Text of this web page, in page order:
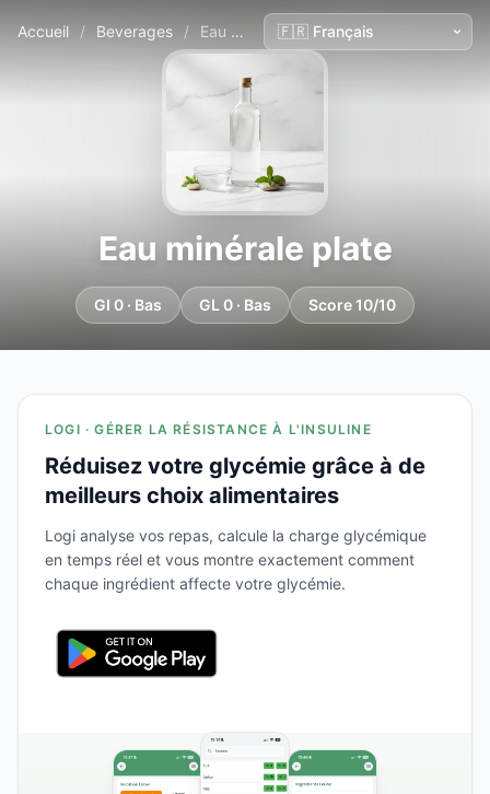
Accueil / Beverages / Eau minérale plate
Eau minérale plate
GI 0 · Bas GL 0 · Bas Score 10/10
LOGI · GÉRER LA RÉSISTANCE À L'INSULINE
Réduisez votre glycémie grâce à de
meilleurs choix alimentaires
Logi analyse vos repas, calcule la charge glycémique
en temps réel et vous montre exactement comment
chaque ingrédient affecte votre glycémie.